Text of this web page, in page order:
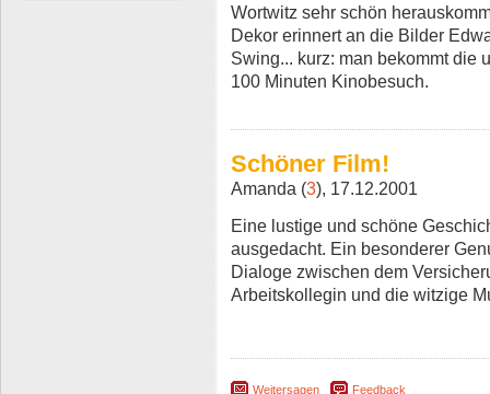
Wortwitz sehr schön
Dekor erinnert an die Bilder
Swing... kurz: man bekommt die
100 Minuten Kinobesuch.
Schöner Film!
Amanda (3), 17.12.2001
Eine lustige und schöne
ausgedacht. Ein besonderer
Dialoge zwischen dem
Arbeitskollegin und die witzige
Weitersagen Feedback